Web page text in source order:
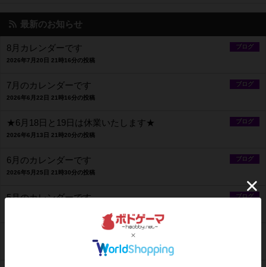
最新のお知らせ
ブログ
8月カレンダーです
2026年7月20日 21時16分の投稿
ブログ
7月のカレンダーです
2026年6月22日 21時16分の投稿
ブログ
★6月18日と19日は休業いたします★
2026年6月13日 21時20分の投稿
ブログ
6月のカレンダーです
2026年5月25日 21時30分の投稿
ブログ
5月のカレンダーです
★3月30日と4月2日は臨時休業いたします★